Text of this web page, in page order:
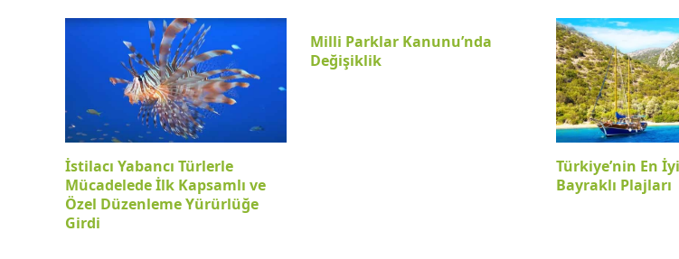
İstilacı Yabancı Türlerle
Mücadelede İlk Kapsamlı ve
Özel Düzenleme Yürürlüğe
Girdi
Milli Parklar Kanunu’nda
Değişiklik
Türkiye’nin En
Bayraklı Plajları